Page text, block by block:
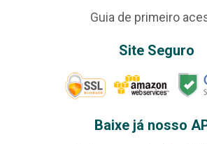
Guia de primeiro
Site Seguro
Baixe já nosso